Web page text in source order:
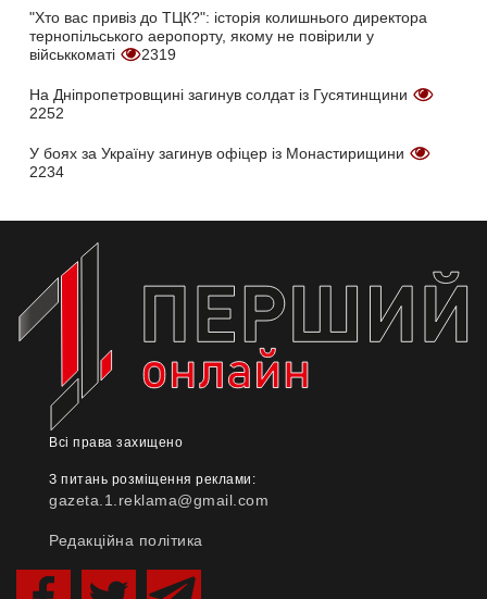
"Хто вас привіз до ТЦК?": історія колишнього директора
тернопільського аеропорту, якому не повірили у
військкоматі
2319
На Дніпропетровщині загинув солдат із Гусятинщини
2252
У боях за Україну загинув офіцер із Монастирищини
2234
Всі права захищено
З питань розміщення реклами:
gazeta.1.reklama@gmail.com
Редакційна політика